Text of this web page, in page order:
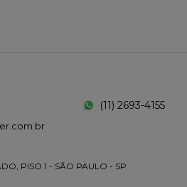
(11) 2693-4155
PISO 1 - SÃO PAULO - SP